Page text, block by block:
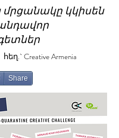
կկիսեն
Creative Armenia
Share